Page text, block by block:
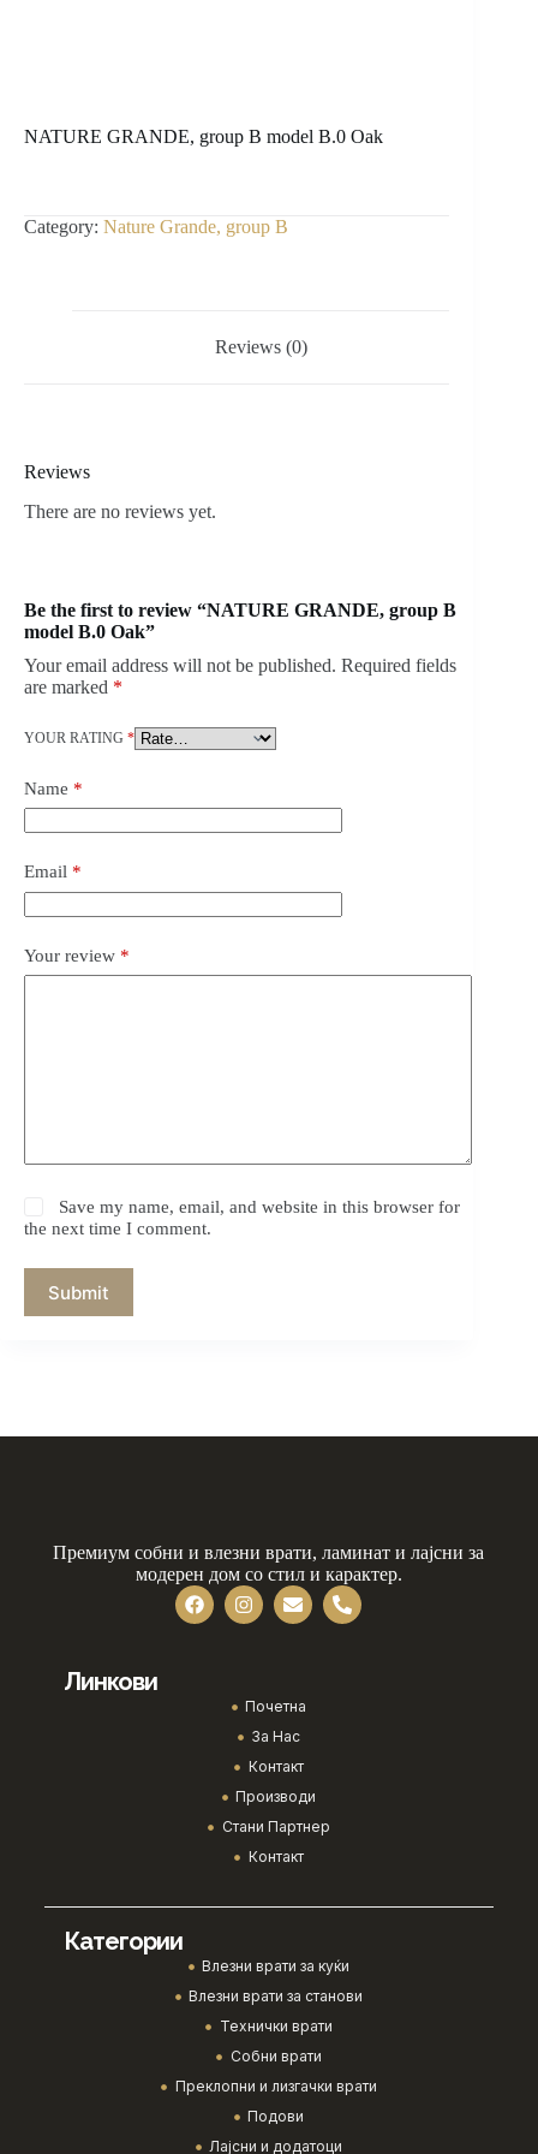
NATURE GRANDE, group B model B.0 Oak
Category: Nature Grande, group B
Reviews (0)
Reviews
There are no reviews yet.
Be the first to review “NATURE GRANDE, group B
model B.0 Oak”
Your email address will not be published. Required fields
are marked *
YOUR RATING *
Name *
Email *
Your review *
Save my name, email, and website in this browser for
the next time I comment.
Submit
Премиум собни и влезни врати, ламинат и лајсни за
модерен дом со стил и карактер.
Линкови
Почетна
За Нас
Контакт
Производи
Стани Партнер
Контакт
Категории
Влезни врати за куќи
Влезни врати за станови
Технички врати
Собни врати
Преклопни и лизгачки врати
Подови
Лајсни и додатоци